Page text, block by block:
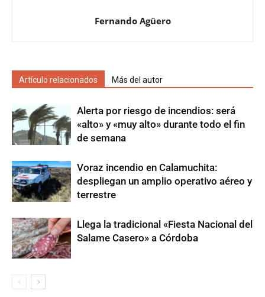
Fernando Agüero
Artículo relacionados Más del autor
Alerta por riesgo de incendios: será
«alto» y «muy alto» durante todo el fin
de semana
Voraz incendio en Calamuchita:
despliegan un amplio operativo aéreo y
terrestre
Llega la tradicional «Fiesta Nacional del
Salame Casero» a Córdoba